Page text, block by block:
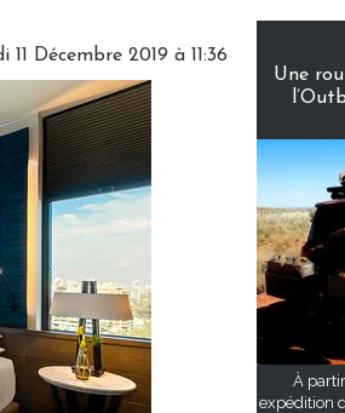
11 Décembre 2019 à 11:36
Une
À
expédition